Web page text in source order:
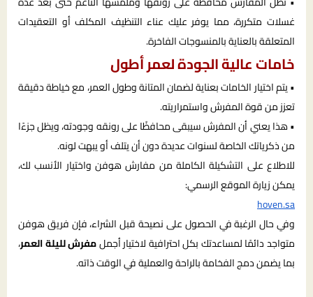
غسلات متكررة، مما يوفر عليك عناء التنظيف المكلف أو التعقيدات
المتعلقة بالعناية بالمنسوجات الفاخرة.
خامات عالية الجودة لعمر أطول
• يتم اختيار الخامات بعناية لضمان المتانة وطول العمر، مع خياطة دقيقة
تعزز من قوة المفرش واستمراريته.
• هذا يعني أن المفرش سيبقى محافظًا على رونقه وجودته، ويظل جزءًا
من ذكرياتك الخاصة لسنوات عديدة دون أن يتلف أو يبهت لونه.
للاطلاع على التشكيلة الكاملة من مفارش هوفن واختيار الأنسب لك،
يمكن زيارة الموقع الرسمي:
hoven.sa
وفي حال الرغبة في الحصول على نصيحة قبل الشراء، فإن فريق هوفن
متواجد دائمًا لمساعدتك بكل احترافية لاختيار أجملمفرش لليلة العمر،
بما يضمن دمج الفخامة بالراحة والعملية في الوقت ذاته.